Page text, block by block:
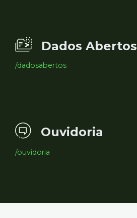
Dados Abertos
/dadosabertos
Ouvidoria
/ouvidoria